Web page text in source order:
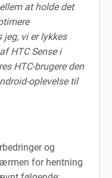
at holde det
jeg, vi er lykkes
HTC Sense i
HTC-brugere den
oplevelse til
og
for hentning